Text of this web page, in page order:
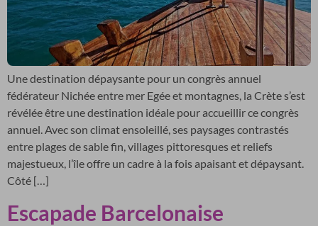
Une destination dépaysante pour un congrès annuel
fédérateur Nichée entre mer Egée et montagnes, la Crète s’est
révélée être une destination idéale pour accueillir ce congrès
annuel. Avec son climat ensoleillé, ses paysages contrastés
entre plages de sable fin, villages pittoresques et reliefs
majestueux, l’île offre un cadre à la fois apaisant et dépaysant.
Côté […]
Escapade Barcelonaise